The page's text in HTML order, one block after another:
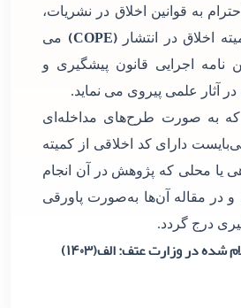
به قوانین اخلاق در نشریات،
اخلاق در انتشار(COPE)
می
نامه اجرایی قانون پیشگیری و
در آثار علمی پیروی می نماید.
که به صورت طرح‌های مداخله‌ای
دارای کد اخلاقی از کمیته
یا محلی که پژوهش در آن انجام
در مقاله آن‌ها به‌صورت پاورقی
درج گردد.
شده در وزارت عتف: الف(۱۴۰۳)